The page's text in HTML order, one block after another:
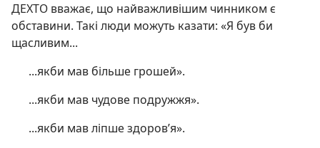
ДЕХТО вважає, що найважливішим чинником є
обставини. Такі люди можуть казати: «Я був би
щасливим...
...якби мав більше грошей».
...якби мав чудове подружжя».
...якби мав ліпше здоров’я».